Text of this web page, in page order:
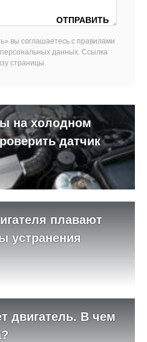
вы соглашаетесь с правилами
данных. Ссылка
страницы.
на холодном
датчик
плавают
устранения
двигатель. В чем